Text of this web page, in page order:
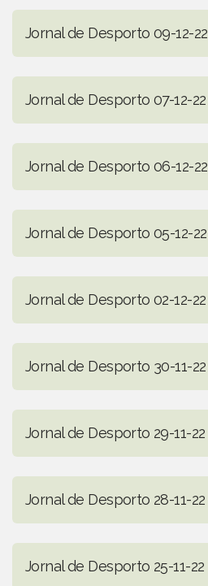
Jornal de Desporto 09-12-22
Jornal de Desporto 07-12-22
Jornal de Desporto 06-12-22
Jornal de Desporto 05-12-22
Jornal de Desporto 02-12-22
Jornal de Desporto 30-11-22
Jornal de Desporto 29-11-22
Jornal de Desporto 28-11-22
Jornal de Desporto 25-11-22